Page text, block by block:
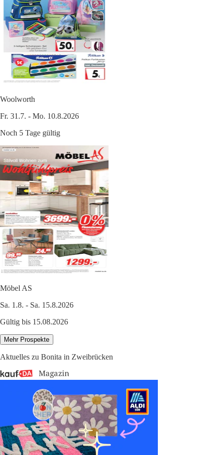
Woolworth
Fr. 31.7. - Mo. 10.8.2026
Noch 5 Tage gültig
Möbel AS
Sa. 1.8. - Sa. 15.8.2026
Gültig bis 15.08.2026
Mehr Prospekte
Aktuelles zu Bonita in Zweibrücken